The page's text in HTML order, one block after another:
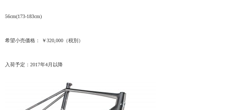
56cm(173-183cm)
希望小売価格： ￥320,000 （税別）
入荷予定： 2017年4月以降